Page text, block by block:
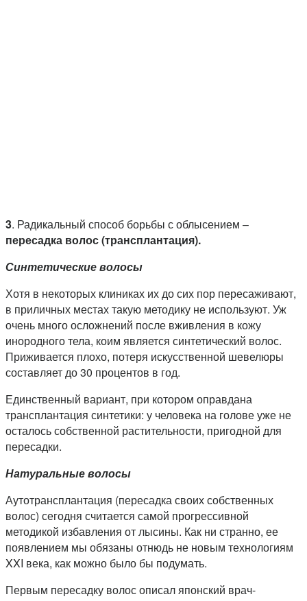
3. Радикальный способ борьбы с облысением –
пересадка волос (трансплантация).
Синтетические волосы
Хотя в некоторых клиниках их до сих пор пересаживают,
в приличных местах такую методику не используют. Уж
очень много осложнений после вживления в кожу
инородного тела, коим является синтетический волос.
Приживается плохо, потеря искусственной шевелюры
составляет до 30 процентов в год.
Единственный вариант, при котором оправдана
трансплантация синтетики: у человека на голове уже не
осталось собственной растительности, пригодной для
пересадки.
Натуральные волосы
Аутотрансплантация (пересадка своих собственных
волос) сегодня считается самой прогрессивной
методикой избавления от лысины. Как ни странно, ее
появлением мы обязаны отнюдь не новым технологиям
XXI века, как можно было бы подумать.
Первым пересадку волос описал японский врач-